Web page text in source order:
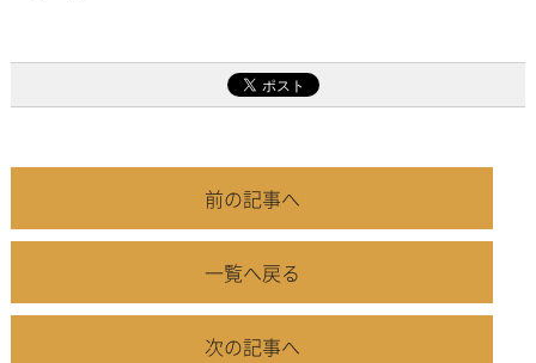
前の記事へ
一覧へ戻る
次の記事へ